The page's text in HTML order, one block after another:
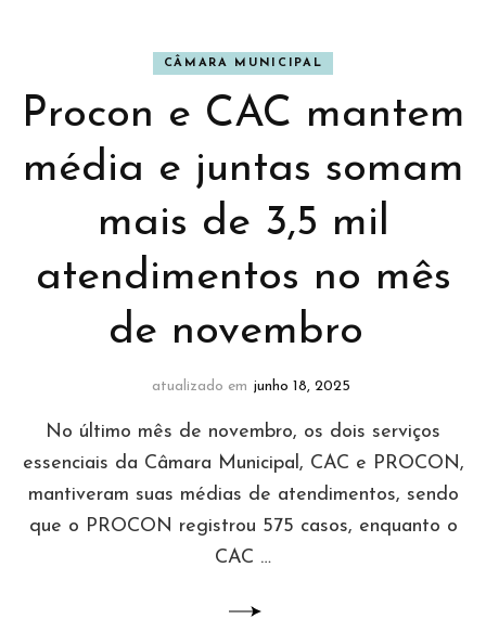
CÂMARA MUNICIPAL
Procon e CAC mantem
média e juntas somam
mais de 3,5 mil
atendimentos no mês
de novembro
atualizado em junho 18, 2025
No último mês de novembro, os dois serviços
essenciais da Câmara Municipal, CAC e PROCON,
mantiveram suas médias de atendimentos, sendo
que o PROCON registrou 575 casos, enquanto o
CAC …